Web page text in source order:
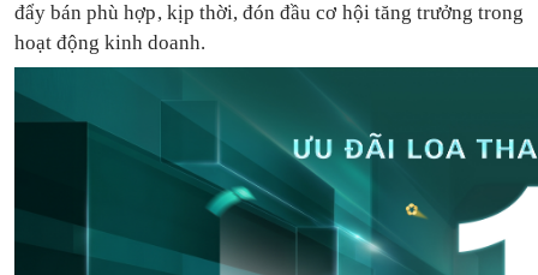
đẩy bán phù hợp, kịp thời, đón đầu cơ hội tăng trưởng trong
hoạt động kinh doanh.